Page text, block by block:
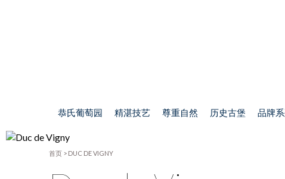
恭氏葡萄园 精湛技艺 尊重自然 历史古堡 品牌
首页> DUC DE VIGNY